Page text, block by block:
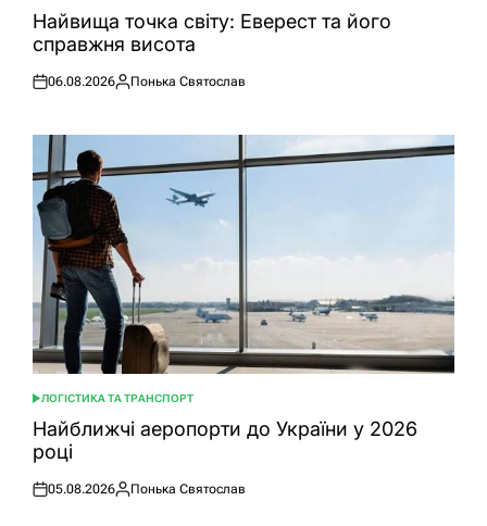
УНайвища точка світу: Еверест та його
справжня висота
Оприлюднено
06.08.2026
Опубліковано
Понька Святослав
ОПУБЛІКУВАТИ
У
ЛОГІСТИКА ТА ТРАНСПОРТ
Найближчі аеропорти до України у 2026
році
Оприлюднено
05.08.2026
Опубліковано
Понька Святослав